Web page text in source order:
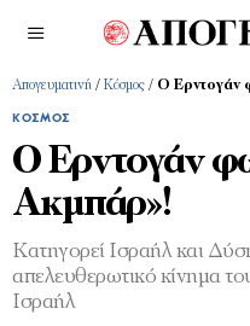
Απογευματινή / Κόσμος / O Ερντογάν
ΚΌΣΜΟΣ
O Ερντογάν
Ακμπάρ»!
Κατηγορεί Ισραήλ και
απελευθερωτικό κίνημα
Ισραήλ